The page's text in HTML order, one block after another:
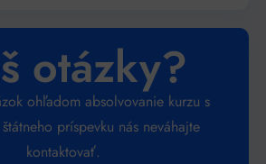
otázky?
ohľadom absolvovanie kurzu s
príspevku nás neváhajte
kontaktovať.